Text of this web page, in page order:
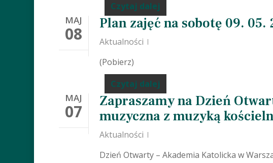
Czytaj dalej
MAJ
08 Plan zajęć na sobotę 09. 05.
Aktualności
(Pobierz)
Czytaj dalej
MAJ
07
Zapraszamy na Dzień
muzyczna z muzyką
Aktualności
Dzień Otwarty – Akademia Katolicka w